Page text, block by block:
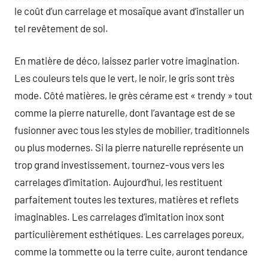
le coût d’un carrelage et mosaïque avant d’installer un
tel revêtement de sol.
En matière de déco, laissez parler votre imagination.
Les couleurs tels que le vert, le noir, le gris sont très
mode. Côté matières, le grès cérame est « trendy » tout
comme la pierre naturelle, dont l’avantage est de se
fusionner avec tous les styles de mobilier, traditionnels
ou plus modernes. Si la pierre naturelle représente un
trop grand investissement, tournez-vous vers les
carrelages d’imitation. Aujourd’hui, les restituent
parfaitement toutes les textures, matières et reflets
imaginables. Les carrelages d’imitation inox sont
particulièrement esthétiques. Les carrelages poreux,
comme la tommette ou la terre cuite, auront tendance